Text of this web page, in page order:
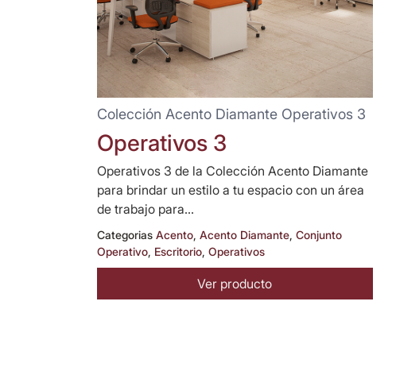
Colección Acento Diamante Operativos 3
Operativos 3
Operativos 3 de la Colección Acento Diamante
para brindar un estilo a tu espacio con un área
de trabajo para...
Categorias Acento, Acento Diamante, Conjunto
Operativo, Escritorio, Operativos
Ver producto